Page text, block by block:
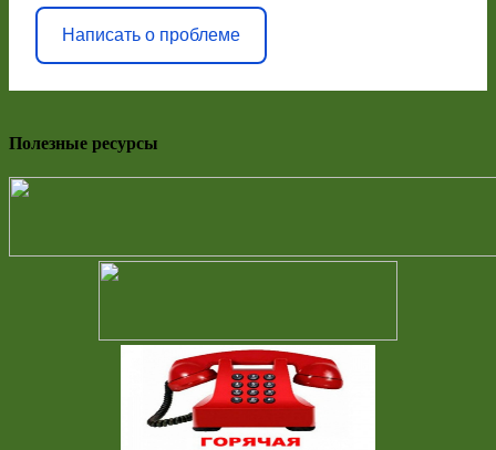
Написать о проблеме
Полезные ресурсы